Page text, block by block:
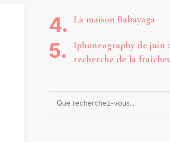
La maison Babayaga
Iphoneography de juin
recherche de la
Vous